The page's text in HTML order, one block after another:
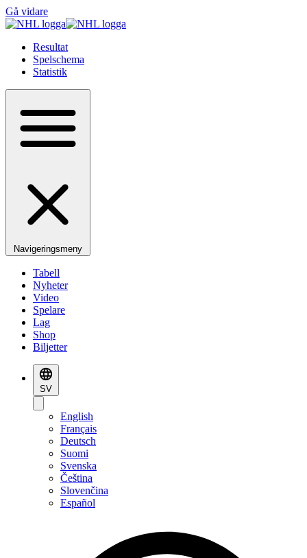
Gå vidare
Resultat
Spelschema
Statistik
Navigeringsmeny
Tabell
Nyheter
Video
Spelare
Lag
Shop
Biljetter
SV
English
Français
Deutsch
Suomi
Svenska
Čeština
Slovenčina
Español